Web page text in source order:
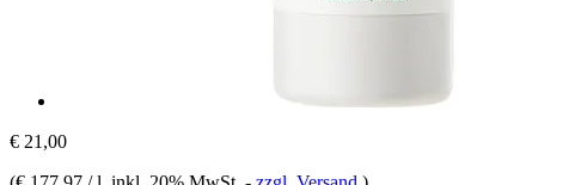
€ 21,00